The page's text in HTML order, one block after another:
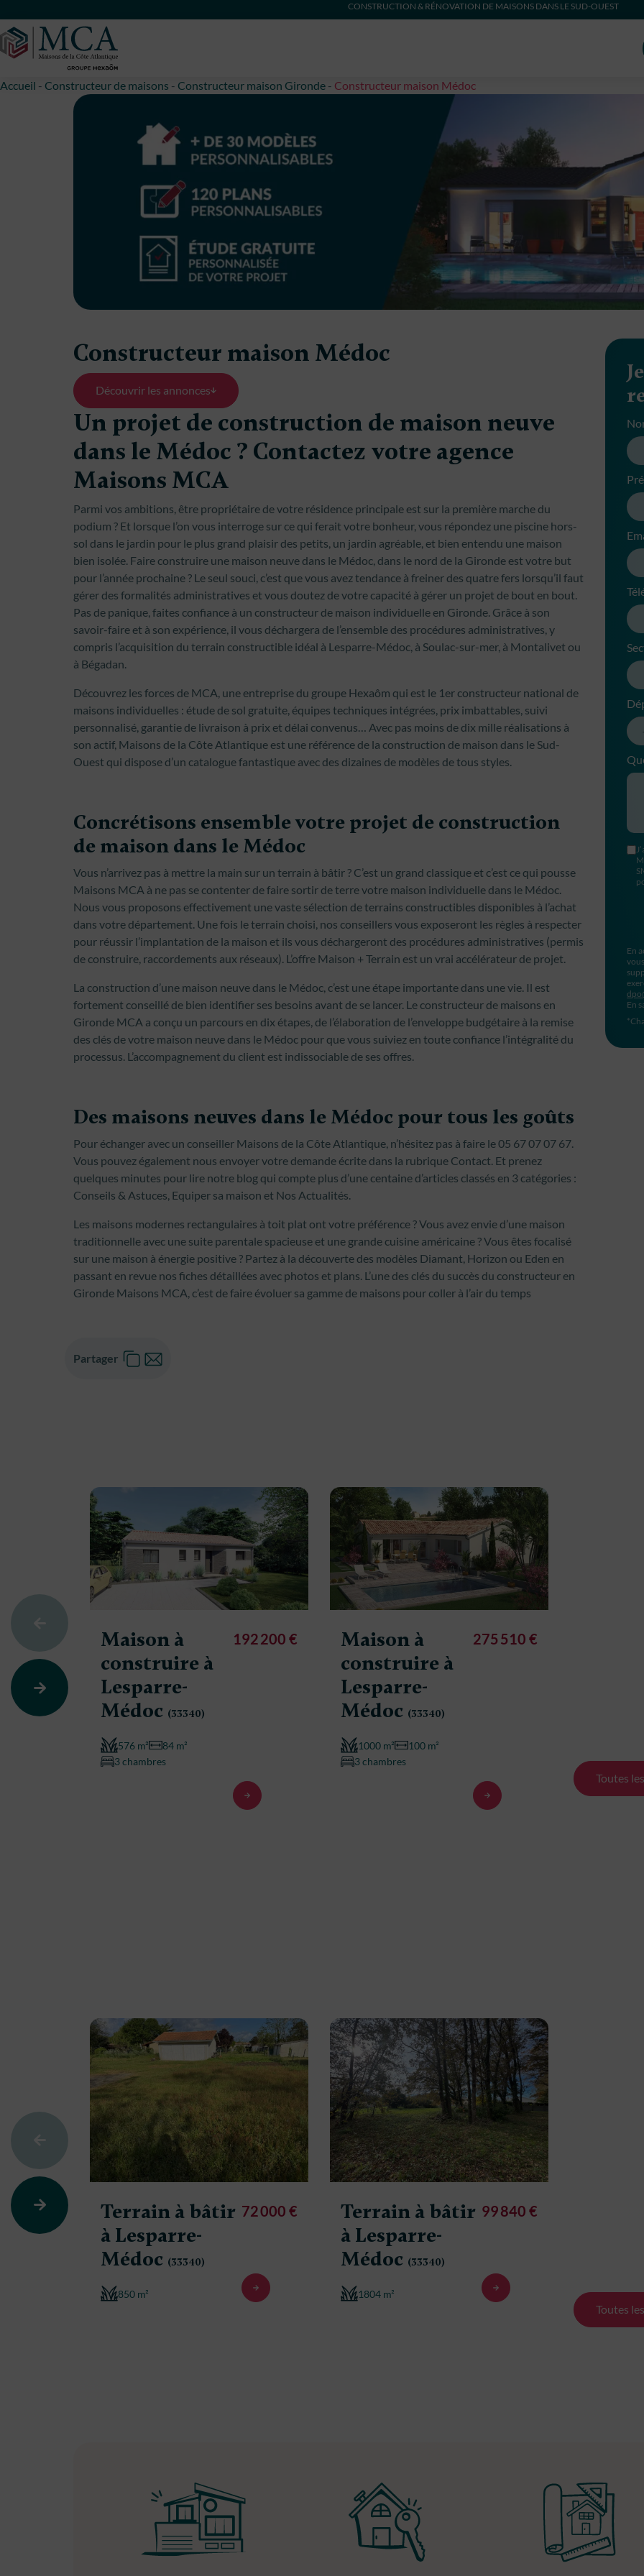
CONSTRUCTION & RÉNOVATION DE MAISONS DANS LE SUD-OUEST
Accueil - Constructeur de maisons - Constructeur maison Gironde - Constructeur maison Médoc
Constructeur maison Médoc
Découvrir les annonces
Un projet de construction de maison neuve
dans le Médoc ? Contactez votre agence
Maisons MCA
Parmi vos ambitions, être propriétaire de votre résidence principale est sur la première marche du
podium ? Et lorsque l’on vous interroge sur ce qui ferait votre bonheur, vous répondez une piscine hors-
sol dans le jardin pour le plus grand plaisir des petits, un jardin agréable, et bien entendu une maison
bien isolée. Faire construire une maison neuve dans le Médoc, dans le nord de la Gironde est votre but
pour l’année prochaine ? Le seul souci, c’est que vous avez tendance à freiner des quatre fers lorsqu’il faut
gérer des formalités administratives et vous doutez de votre capacité à gérer un projet de bout en bout.
Pas de panique, faites confiance à un constructeur de maison individuelle en Gironde. Grâce à son
savoir-faire et à son expérience, il vous déchargera de l’ensemble des procédures administratives, y
compris l’acquisition du terrain constructible idéal à Lesparre-Médoc, à Soulac-sur-mer, à Montalivet ou
à Bégadan.
Découvrez les forces de MCA, une entreprise du groupe Hexaôm qui est le 1er constructeur national de
maisons individuelles : étude de sol gratuite, équipes techniques intégrées, prix imbattables, suivi
personnalisé, garantie de livraison à prix et délai convenus… Avec pas moins de dix mille réalisations à
son actif, Maisons de la Côte Atlantique est une référence de la construction de maison dans le Sud-
Ouest qui dispose d’un catalogue fantastique avec des dizaines de modèles de tous styles.
Concrétisons ensemble votre projet de construction
de maison dans le Médoc
Vous n’arrivez pas à mettre la main sur un terrain à bâtir ? C’est un grand classique et c’est ce qui pousse
Maisons MCA à ne pas se contenter de faire sortir de terre votre maison individuelle dans le Médoc.
Nous vous proposons effectivement une vaste sélection de terrains constructibles disponibles à l’achat
dans votre département. Une fois le terrain choisi, nos conseillers vous exposeront les règles à respecter
pour réussir l’implantation de la maison et ils vous déchargeront des procédures administratives (permis
de construire, raccordements aux réseaux). L’offre Maison + Terrain est un vrai accélérateur de projet.
La construction d’une maison neuve dans le Médoc, c’est une étape importante dans une vie. Il est
fortement conseillé de bien identifier ses besoins avant de se lancer. Le constructeur de maisons en
Gironde MCA a conçu un parcours en dix étapes, de l’élaboration de l’enveloppe budgétaire à la remise
des clés de votre maison neuve dans le Médoc pour que vous suiviez en toute confiance l’intégralité du
processus. L’accompagnement du client est indissociable de ses offres.
Des maisons neuves dans le Médoc pour tous les goûts
Pour échanger avec un conseiller Maisons de la Côte Atlantique, n’hésitez pas à faire le 05 67 07 07 67.
Vous pouvez également nous envoyer votre demande écrite dans la rubrique Contact. Et prenez
quelques minutes pour lire notre blog qui compte plus d’une centaine d’articles classés en 3 catégories :
Conseils & Astuces, Equiper sa maison et Nos Actualités.
Les maisons modernes rectangulaires à toit plat ont votre préférence ? Vous avez envie d’une maison
traditionnelle avec une suite parentale spacieuse et une grande cuisine américaine ? Vous êtes focalisé
sur une maison à énergie positive ? Partez à la découverte des modèles Diamant, Horizon ou Eden en
passant en revue nos fiches détaillées avec photos et plans. L’une des clés du succès du constructeur en
Gironde Maisons MCA, c’est de faire évoluer sa gamme de maisons pour coller à l’air du temps
Partager
En
En
Maison à
construire à
Lesparre-
Médoc (33340)
576 m²
84 m²
3 chambres
192 200 €
Maison à
construire à
Lesparre-
Médoc (33340)
1000 m²
100 m²
3 chambres
275 510 €
1000 m²
Toutes
Terrain à bâtir
à Lesparre-
Médoc (33340)
850 m²
72 000 €
Terrain à bâtir
à Lesparre-
Médoc (33340)
1804 m²
99 840 €
à
576 m²
Toutes